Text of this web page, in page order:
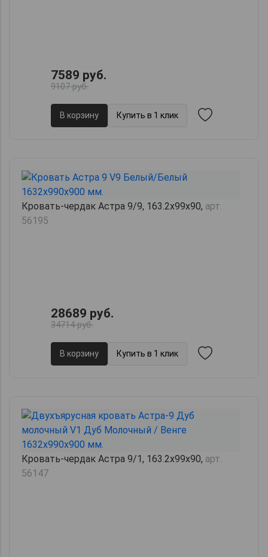
7589 руб.
9107 руб.
В корзину Купить в 1 клик
Кровать-чердак Астра 9/9, 163.2х99х90, арт.
56195
28689 руб.
34714 руб.
В корзину Купить в 1 клик
Кровать-чердак Астра 9/1, 163.2х99х90, арт.
56147